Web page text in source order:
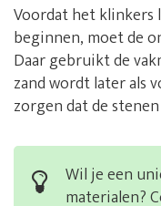
Voordat het klinkers
beginnen, moet de
Daar gebruikt de
zand wordt later als
zorgen dat de
Wil je een
materialen?